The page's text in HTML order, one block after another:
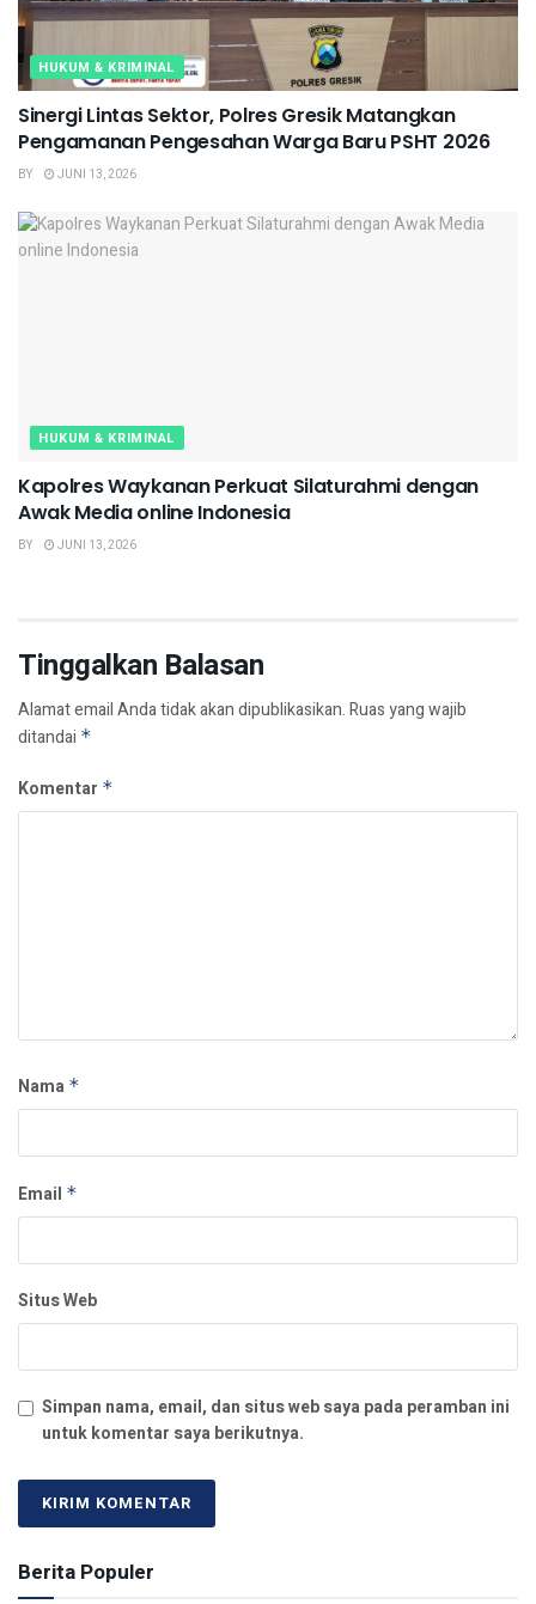
HUKUM & KRIMINAL
Sinergi Lintas Sektor, Polres Gresik Matangkan
Pengamanan Pengesahan Warga Baru PSHT 2026
BY JUNI 13, 2026
HUKUM & KRIMINAL
Kapolres Waykanan Perkuat Silaturahmi dengan
Awak Media online Indonesia
BY JUNI 13, 2026
Tinggalkan Balasan
Alamat email Anda tidak akan dipublikasikan.Ruas yang wajib
ditandai *
Komentar *
Nama *
Email *
Situs Web
Simpan nama, email, dan situs web saya pada peramban ini
untuk komentar saya berikutnya.
Berita Populer